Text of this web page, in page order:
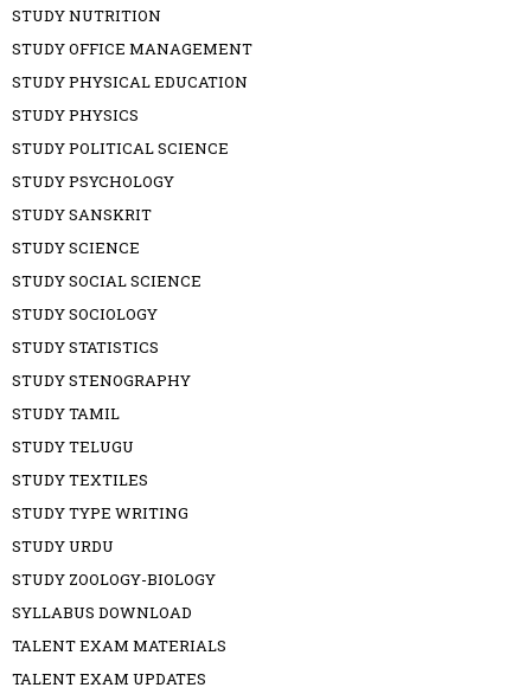
STUDY NUTRITION
STUDY OFFICE MANAGEMENT
STUDY PHYSICAL EDUCATION
STUDY PHYSICS
STUDY POLITICAL SCIENCE
STUDY PSYCHOLOGY
STUDY SANSKRIT
STUDY SCIENCE
STUDY SOCIAL SCIENCE
STUDY SOCIOLOGY
STUDY STATISTICS
STUDY STENOGRAPHY
STUDY TAMIL
STUDY TELUGU
STUDY TEXTILES
STUDY TYPE WRITING
STUDY URDU
STUDY ZOOLOGY-BIOLOGY
SYLLABUS DOWNLOAD
TALENT EXAM MATERIALS
TALENT EXAM UPDATES